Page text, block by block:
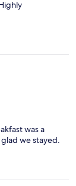
was a
we stayed.